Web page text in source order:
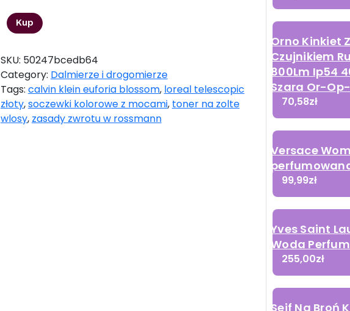
Kup
SKU: 50247bcedb64
Category: Dalmierze i drogomierze
Tags: calvin klein euforia blossom, loreal telescopic
złoty,soczewki kolorowe z mocami, toner na zolte
wlosy, zasady zwrotu w rossmann
Orno Kinkiet
Czujnikiem
800Lm Ip54
Szara Or-
70,58zł
Versace
99,99zł
Yves Saint
Woda
255,00zł
Sejf Na Broń